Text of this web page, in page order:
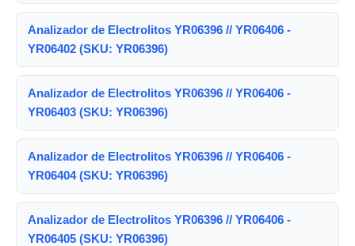
Analizador de Electrolitos YR06396 // YR06406 -
YR06402 (SKU: YR06396)
Analizador de Electrolitos YR06396 // YR06406 -
YR06403 (SKU: YR06396)
Analizador de Electrolitos YR06396 // YR06406 -
YR06404 (SKU: YR06396)
Analizador de Electrolitos YR06396 // YR06406 -
YR06405 (SKU: YR06396)